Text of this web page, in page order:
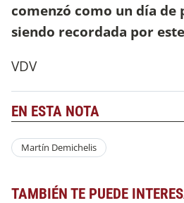
comenzó como un día
siendo recordada por
VDV
EN ESTA NOTA
Martín Demichelis
TAMBIÉN TE PUEDE